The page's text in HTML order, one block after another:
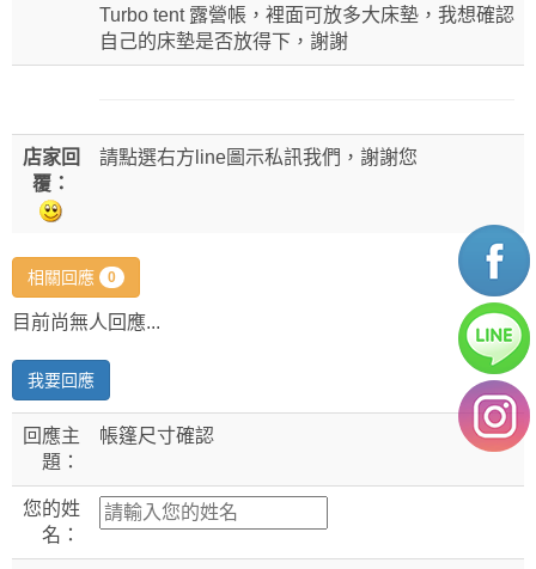
Turbo tent 露營帳，裡面可放多大床墊，我想確認
自己的床墊是否放得下，謝謝
店家回
覆：
請點選右方line圖示私訊我們，謝謝您
相關回應 0
目前尚無人回應...
我要回應
回應主
題：
帳篷尺寸確認
您的姓
名：